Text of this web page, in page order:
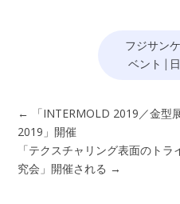
フジサン
ベント
←
「INTERMOLD 2019／金型
2019」開催
「テクスチャリング表面のト
究会」開催される →